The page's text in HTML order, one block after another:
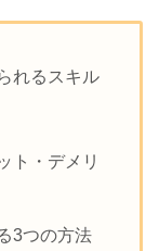
れるスキル
ト・デメリ
3つの方法